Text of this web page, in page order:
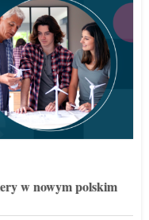
w nowym polskim